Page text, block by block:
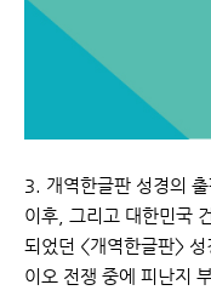
3. 개역한글판 성경의
이후, 그리고 대한민국
되었던 <개역한글판>
이오 전쟁 중에 피난지